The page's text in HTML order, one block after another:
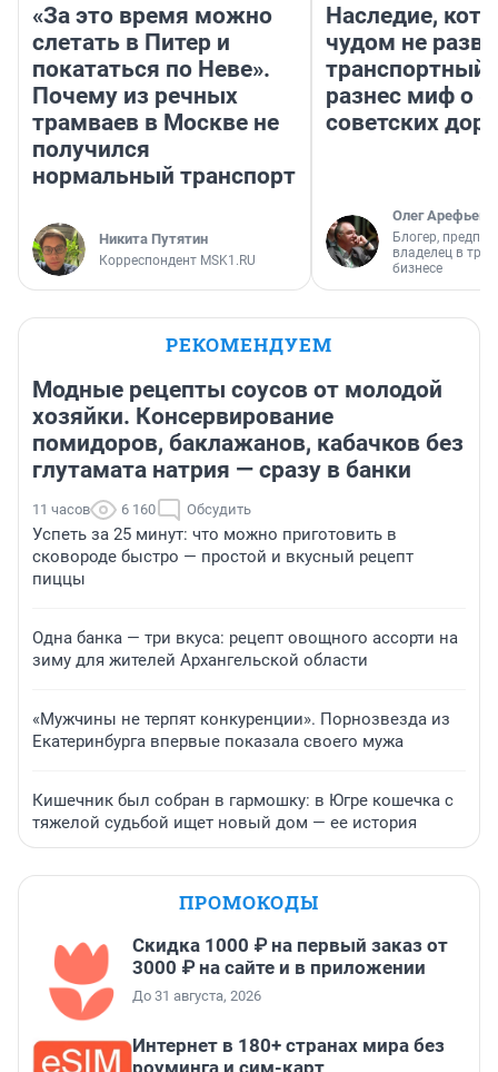
«За это время можно
слетать в Питер и
покататься по Неве».
Почему из речных
трамваев в Москве не
получился
нормальный транспорт
Никита Путятин
Корреспондент MSK1.RU
Наследие,
чудом не
транспортный
разнес миф о
советских
Олег Арефьев
Блогер,
владелец в
бизнесе
РЕКОМЕНДУЕМ
Модные рецепты соусов от молодой
хозяйки. Консервирование
помидоров, баклажанов, кабачков без
глутамата натрия — сразу в банки
11 часов 6 160 Обсудить
Успеть за 25 минут: что можно приготовить в
сковороде быстро — простой и вкусный рецепт
пиццы
Одна банка — три вкуса: рецепт овощного ассорти на
зиму для жителей Архангельской области
«Мужчины не терпят конкуренции». Порнозвезда из
Екатеринбурга впервые показала своего мужа
Кишечник был собран в гармошку: в Югре кошечка с
тяжелой судьбой ищет новый дом — ее история
ПРОМОКОДЫ
Скидка 1000 ₽ на первый заказ от
3000 ₽ на сайте и в приложении
До 31 августа, 2026
Интернет в 180+ странах мира без
роуминга и сим-карт